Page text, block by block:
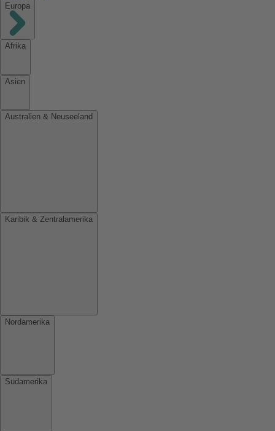
Europa
Afrika
Asien
Australien & Neuseeland
Karibik & Zentralamerika
Nordamerika
Südamerika